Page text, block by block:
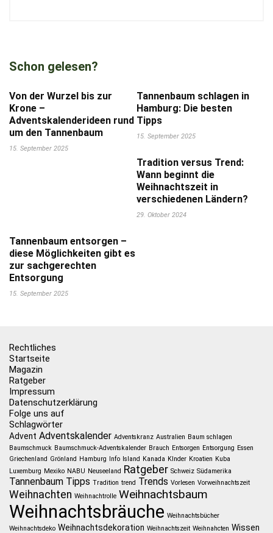
Schon gelesen?
Von der Wurzel bis zur
Krone –
Adventskalenderideen rund
um den Tannenbaum
15. September 2025
Tannenbaum schlagen in
Hamburg: Die besten
Tipps
15. September 2025
Tradition versus Trend:
Wann beginnt die
Weihnachtszeit in
verschiedenen Ländern?
29. Oktober 2024
Tannenbaum entsorgen –
diese Möglichkeiten gibt es
zur sachgerechten
Entsorgung
15. September 2025
Rechtliches
Startseite
Magazin
Ratgeber
Impressum
Datenschutzerklärung
Folge uns auf
Schlagwörter
Advent Adventskalender Adventskranz Australien Baum schlagen
Baumschmuck Baumschmuck-Adventskalender Brauch Entsorgen Entsorgung Essen
Griechenland Grönland Hamburg Info Island Kanada KInder Kroatien Kuba
Luxemburg Mexiko NABU Neuseeland Ratgeber Schweiz Südamerika
Tannenbaum Tipps Tradition trend Trends Vorlesen Vorweihnachtszeit
Weihnachten Weihnachtrolle Weihnachtsbaum
Weihnachtsbräuche Weihnachtsbücher
Weihnachtsdeko Weihnachtsdekoration Weihnachtszeit Weihnahcten Wissen